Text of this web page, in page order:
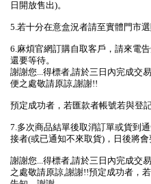
日開放售出)。
5.若十分在意盒況者請至實體門市選
6.麻煩官網訂購自取客戶，請來電
還要等待。
謝謝您...得標者,請於三日內完成交
便之處敬請原諒,謝謝!!
預定成功者，若匯款者帳號若與登
7.多次商品結單後取消訂單或貨到
接者(或已通知不來取貨)，日後將
謝謝您...得標者,請於三日內完成交
之處敬請原諒,謝謝!!預定成功者，